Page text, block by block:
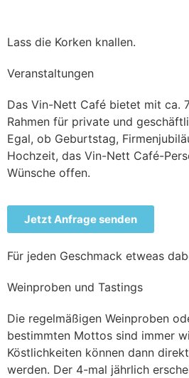
Lass die Korken knallen.
Veranstaltungen
Das Vin-Nett Café bietet mit ca.
Rahmen für private und
Egal, ob Geburtstag,
Hochzeit, das Vin-Nett Café-
Wünsche offen.
Jetzt Anfrage senden
Für jeden Geschmack etweas
Weinproben und Tastings
Die regelmäßigen Weinproben
bestimmten Mottos sind immer
Köstlichkeiten können dann
werden. Der 4-mal jährlich